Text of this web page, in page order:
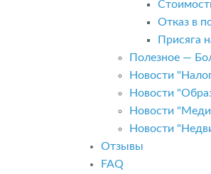
Отказ в
Присяга
Полезное —
Новости
Новости
Новости
Новости
Отзывы
FAQ